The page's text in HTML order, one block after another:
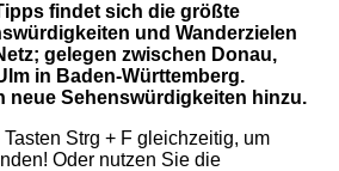
findet sich die größte
und Wanderzielen
gelegen zwischen Donau,
in Baden-Württemberg.
neue Sehenswürdigkeiten hinzu.
Strg + F gleichzeitig, um
Oder nutzen Sie die